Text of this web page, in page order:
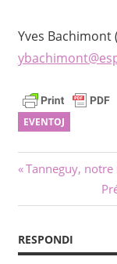
Yves Bachimont
EVENTOJ
tra
afiŝoj
Antaŭa
Tanneguy,
RESPONDI